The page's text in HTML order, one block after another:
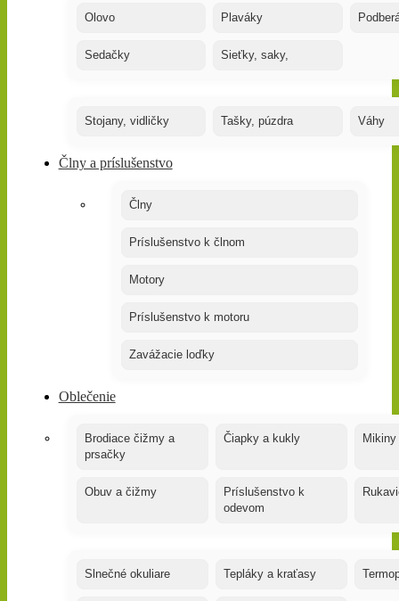
Olovo Plaváky
Sedačky Sieťky, saky,
Stojany, vidličky Tašky, púzdra Váhy
Člny a príslušenstvo
Člny
Príslušenstvo k člnom
Motory
Príslušenstvo k motoru
Zavážacie loďky
Oblečenie
Brodiace čižmy a
prsačky
Čiapky a kukly Mikiny
Obuv a čižmy
Príslušenstvo k
odevom
Slnečné okuliare Tepláky a kraťasy